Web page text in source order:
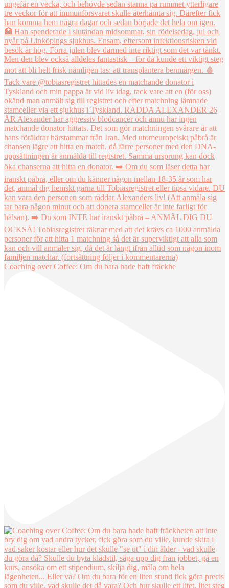
Coaching over Coffee: Om du bara hade haft fräckhe